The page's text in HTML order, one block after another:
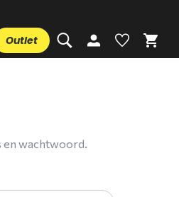
Outlet
en wachtwoord.